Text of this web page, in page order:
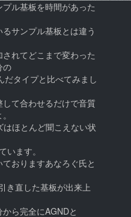
ル基板を時間があった
サンプル基板とは違う
れてどこまで変わった
の
だタイプと比べてみまし
て合わせるだけで音質
ほとんど聞こえない状
います。
おりますあなろぐ氏と
き直した基板が出来上
ら完全にAGNDと